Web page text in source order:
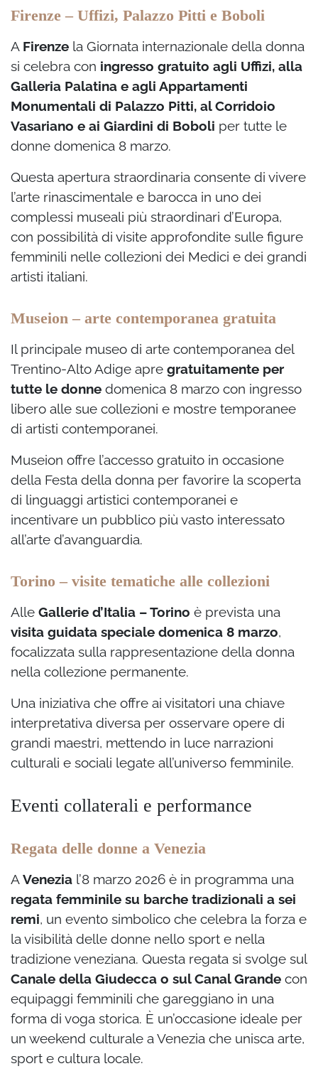
Firenze – Uffizi, Palazzo Pitti e Boboli
A Firenze la Giornata internazionale della donna
si celebra con ingresso gratuito agli Uffizi, alla
Galleria Palatina e agli Appartamenti
Monumentali di Palazzo Pitti, al Corridoio
Vasariano e ai Giardini di Boboli per tutte le
donne domenica 8 marzo.
Questa apertura straordinaria consente di vivere
l’arte rinascimentale e barocca in uno dei
complessi museali più straordinari d’Europa,
con possibilità di visite approfondite sulle figure
femminili nelle collezioni dei Medici e dei grandi
artisti italiani.
Museion – arte contemporanea gratuita
Il principale museo di arte contemporanea del
Trentino-Alto Adige apre gratuitamente per
tutte le donne domenica 8 marzo con ingresso
libero alle sue collezioni e mostre temporanee
di artisti contemporanei.
Museion offre l’accesso gratuito in occasione
della Festa della donna per favorire la scoperta
di linguaggi artistici contemporanei e
incentivare un pubblico più vasto interessato
all’arte d’avanguardia.
Torino – visite tematiche alle collezioni
Alle Gallerie d’Italia – Torino è prevista una
visita guidata speciale domenica 8 marzo,
focalizzata sulla rappresentazione della donna
nella collezione permanente.
Una iniziativa che offre ai visitatori una chiave
interpretativa diversa per osservare opere di
grandi maestri, mettendo in luce narrazioni
culturali e sociali legate all’universo femminile.
Eventi collaterali e performance
Regata delle donne a Venezia
AVenezia l’8 marzo 2026 è in programma una
regata femminile su barche tradizionali a sei
remi, un evento simbolico che celebra la forza e
la visibilità delle donne nello sport e nella
tradizione veneziana. Questa regata si svolge sul
Canale della Giudecca o sul Canal Grande con
equipaggi femminili che gareggiano in una
forma di voga storica. È un’occasione ideale per
un weekend culturale a Venezia che unisca arte,
sport e cultura locale.